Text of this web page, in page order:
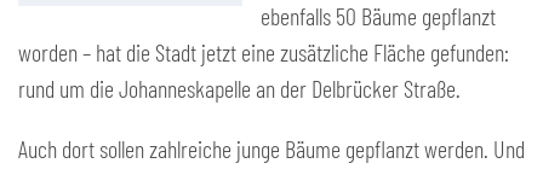
ebenfalls 50 Bäume gepflanzt
worden – hat die Stadt jetzt eine zusätzliche Fläche gefunden:
rund um die Johanneskapelle an der Delbrücker Straße.
Auch dort sollen zahlreiche junge Bäume gepflanzt werden. Und